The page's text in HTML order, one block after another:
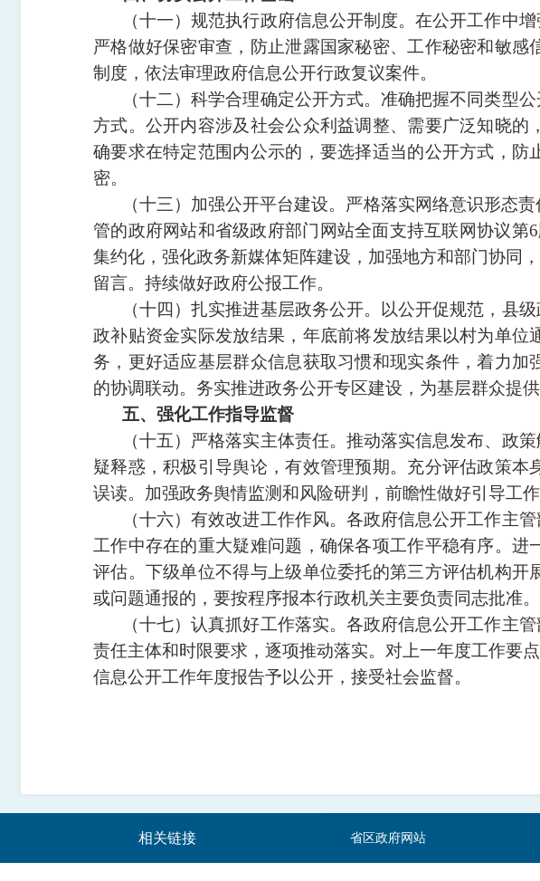
（十一）规范执行政府信息公开制度。在公开工作中
严格做好保密审查，防止泄露国家秘密、工作秘密和敏
制度，依法审理政府信息公开行政复议案件。
（十二）科学合理确定公开方式。 准确把握不同类型
方式。公开内容涉及社会公众利益调整、需要广泛知晓
确要求在特定范围内公示的，要选择适当的公开方式，
密。
（十三）加强公开平台建设。 严格落实网络意识形态
管的政府网站和省级政府部门网站全面支持互联网协议
集约化，强化政务新媒体矩阵建设，加强地方和部门协同
留言。持续做好政府公报工作。
（十四）扎实推进基层政务公开。
以公开促规范，县
政补贴资金实际发放结果，年底前将发放结果以村为单
务，更好适应基层群众信息获取习惯和现实条件，着力
的协调联动。务实推进政务公开专区建设，为基层群众提
五、强化工作指导监督
（十五）严格落实主体责任。 推动落实信息发布、政
疑释惑，积极引导舆论，有效管理预期。充分评估政策
误读。加强政务舆情监测和风险研判，前瞻性做好引导工
（十六）有效改进工作作风。 各政府信息公开工作主
工作中存在的重大疑难问题，确保各项工作平稳有序。
评估。下级单位不得与上级单位委托的第三方评估机构
或问题通报的，要按程序报本行政机关主要负责同志批准。
（十七）认真抓好工作落实。 各政府信息公开工作主
责任主体和时限要求，逐项推动落实。对上一年度工作要
信息公开工作年度报告予以公开，接受社会监督。
相关链接 省区政府网站